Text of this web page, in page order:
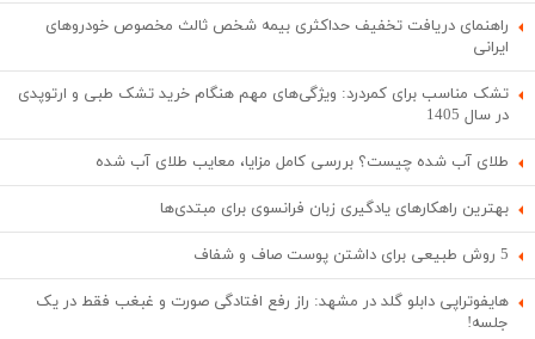
راهنمای دریافت تخفیف حداکثری بیمه شخص ثالث مخصوص خودروهای
ایرانی
تشک مناسب برای کمردرد: ویژگی‌های مهم هنگام خرید تشک طبی و ارتوپدی
در سال 1405
طلای آب شده چیست؟ بررسی کامل مزایا، معایب طلای آب شده
بهترین راهکارهای یادگیری زبان فرانسوی برای مبتدی‌ها
5 روش طبیعی برای داشتن پوست صاف و شفاف
هایفوتراپی دابلو گلد در مشهد: راز رفع افتادگی صورت و غبغب فقط در یک
جلسه!